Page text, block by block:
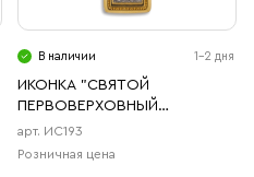
В наличии 1-2 дня
ИКОНКА "СВЯТОЙ
ПЕРВОВЕРХОВНЫЙ
АПОСТОЛ ПЕТР"
арт. ИС193
Розничная цена